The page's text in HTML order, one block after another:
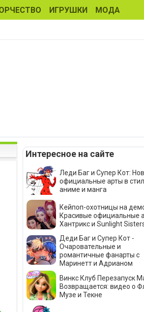
ИГРУШКИ МОДА
Интересное на сайте
Леди Баг и Супер Кот:
официальные арты в
аниме и манга
Кейпоп-охотницы на
Красивые официальные
Хантрикс и Sunlight
Деди Баг и Супер Кот -
Очаровательные и
романтичные фанарты с
Маринетт и Адрианом
Винкс Клуб Перезапуск
Возвращается: видео о
Музе и Текне